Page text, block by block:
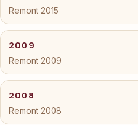
Remont 2015
2009
Remont 2009
2008
Remont 2008